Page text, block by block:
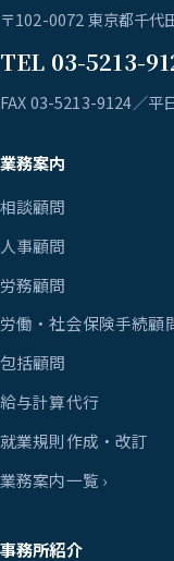
〒102-0072 東京都千代
TEL 03-5213-
FAX 03-5213-9124／平
業務案内
相談顧問
人事顧問
労務顧問
労働・社会保険手続顧
包括顧問
給与計算代行
就業規則作成・改訂
業務案内一覧 ›
事務所紹介